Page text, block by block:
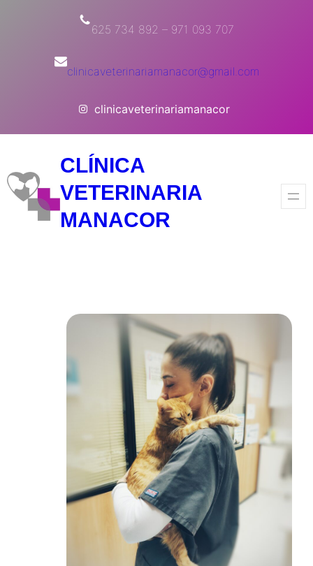
625 734 892 – 971 093 707
clinicaveterinariamanacor@gmail.com
clinicaveterinariamanacor
CLÍNICA
VETERINARIA
MANACOR